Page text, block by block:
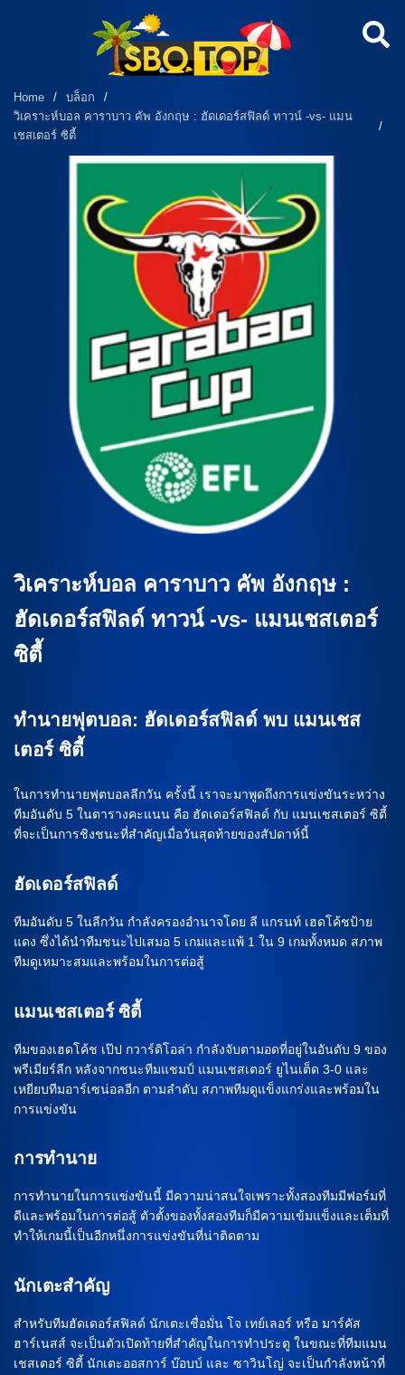
Home / บล็อก
/
วิเคราะห์บอล คาราบาว คัพ อังกฤษ : ฮัดเดอร์สฟิลด์ ทาวน์ -vs- แมน
เชสเตอร์ ซิตี้
/
วิเคราะห์บอล คาราบาว คัพ อังกฤษ :
ฮัดเดอร์สฟิลด์ ทาวน์ -vs- แมนเชสเตอร์
ซิตี้
ทำนายฟุตบอล: ฮัดเดอร์สฟิลด์ พบ แมนเชส
เตอร์ ซิตี้
ในการทำนายฟุตบอลลีกวัน ครั้งนี้ เราจะมาพูดถึงการแข่งขันระหว่าง
ทีมอันดับ 5 ในตารางคะแนน คือ ฮัดเดอร์สฟิลด์ กับ แมนเชสเตอร์ ซิตี้
ที่จะเป็นการชิงชนะที่สำคัญเมื่อวันสุดท้ายของสัปดาห์นี้
ฮัดเดอร์สฟิลด์
ทีมอันดับ 5 ในลีกวัน กำลังครองอำนาจโดย ลี แกรนท์ เฮดโค้ชป้าย
แดง ซึ่งได้นำทีมชนะไปเสมอ 5 เกมและแพ้ 1 ใน 9 เกมทั้งหมด สภาพ
ทีมดูเหมาะสมและพร้อมในการต่อสู้
แมนเชสเตอร์ ซิตี้
ทีมของเฮดโค้ช เป๊ป กวาร์ดิโอล่า กำลังจับตามอดที่อยู่ในอันดับ 9 ของ
พรีเมียร์ลีก หลังจากชนะทีมแชมป์ แมนเชสเตอร์ ยูไนเต็ด 3-0 และ
เหยียบทีมอาร์เซน่อลอีก ตามลำดับ สภาพทีมดูแข็งแกร่งและพร้อมใน
การแข่งขัน
การทำนาย
การทำนายในการแข่งขันนี้ มีความน่าสนใจเพราะทั้งสองทีมมีฟอร์มที่
ดีและพร้อมในการต่อสู้ ตัวตั้งของทั้งสองทีมก็มีความเข้มแข็งและเต็มที่
ทำให้เกมนี้เป็นอีกหนึ่งการแข่งขันที่น่าติดตาม
นักเตะสำคัญ
สำหรับทีมฮัดเดอร์สฟิลด์ นักเตะเชื่อมั่น โจ เทย์เลอร์ หรือ มาร์คัส
ฮาร์เนสส์ จะเป็นตัวเปิดท้ายที่สำคัญในการทำประตู ในขณะที่ทีมแมน
เชสเตอร์ ซิตี้ นักเตะออสการ์ บ๊อบบ์ และ ซาวินโญ่ จะเป็นกำลังหน้าที่